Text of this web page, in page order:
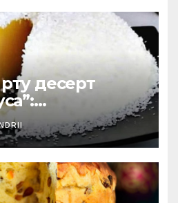
десерт
легко